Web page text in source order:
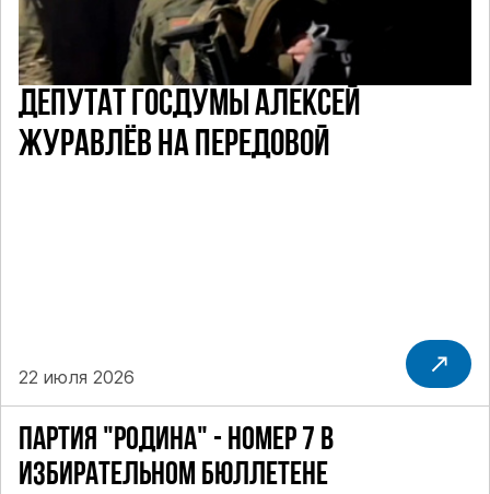
ПАРТИЯ "РОДИНА" - НОМЕР 7 В
ИЗБИРАТЕЛЬНОМ БЮЛЛЕТЕНЕ
ДЕПУТАТ ГОСДУМЫ АЛЕКСЕЙ
ЖУРАВЛЁВ НА ПЕРЕДОВОЙ
22 июля 2026